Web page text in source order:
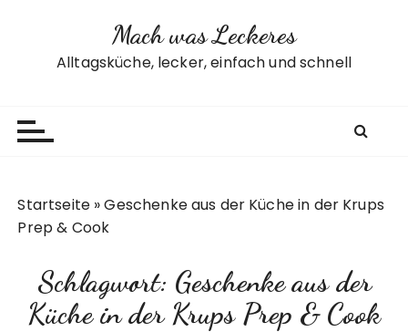
Mach was Leckeres
Alltagsküche, lecker, einfach und schnell
Startseite »Geschenke aus der Küche in der Krups
Prep & Cook
Schlagwort: Geschenke aus der
Küche in der Krups Prep & Cook